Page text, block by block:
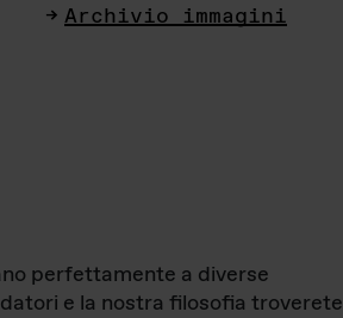
Archivio immagini
perfettamente a diverse
e la nostra filosofia troverete